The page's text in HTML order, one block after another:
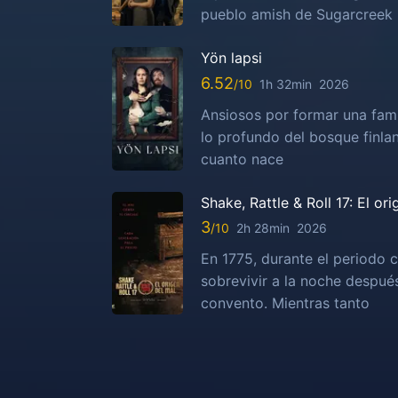
pueblo amish de Sugarcreek
Yön lapsi
6.52 1h 32min 2026
Ansiosos por formar una
lo profundo del bosque
cuanto nace
Shake, Rattle & Roll 17: El
3 2h 28min 2026
En 1775, durante el periodo
sobrevivir a la noche
convento. Mientras tanto